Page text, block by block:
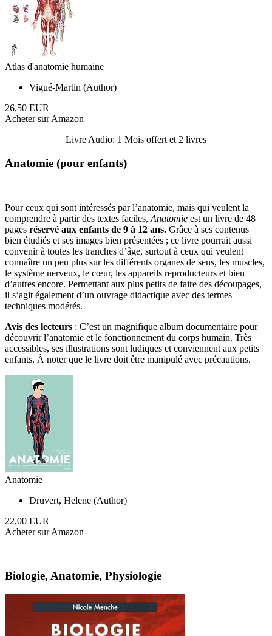
Atlas d'anatomie humaine
Vigué-Martin (Author)
26,50 EUR
Acheter sur Amazon
Livre Audio: 1 Mois offert et 2 livres
Anatomie (pour enfants)
Pour ceux qui sont intéressés par l’anatomie, mais qui veulent la
comprendre à partir des textes faciles, Anatomie est un livre de 48
pages réservé aux enfants de 9 à 12 ans. Grâce à ses contenus
bien étudiés et ses images bien présentées ; ce livre pourrait aussi
convenir à toutes les tranches d’âge, surtout à ceux qui veulent
connaître un peu plus sur les différents organes de sens, les muscles,
le système nerveux, le cœur, les appareils reproducteurs et bien
d’autres encore. Permettant aux plus petits de faire des découpages,
il s’agit également d’un ouvrage didactique avec des termes
techniques modérés.
Avis des lecteurs : C’est un magnifique album documentaire pour
découvrir l’anatomie et le fonctionnement du corps humain. Très
accessibles, ses illustrations sont ludiques et conviennent aux petits
enfants. À noter que le livre doit être manipulé avec précautions.
Anatomie
Druvert, Helene (Author)
22,00 EUR
Acheter sur Amazon
Biologie, Anatomie, Physiologie